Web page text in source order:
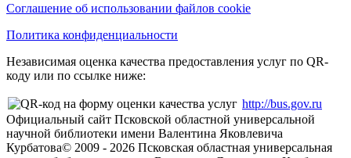
Соглашение об использовании файлов cookie
Политика конфиденциальности
Независимая оценка качества предоставления услуг по QR-
коду или по ссылке ниже:
http://bus.gov.ru
Официальный сайт Псковской областной универсальной
научной библиотеки имени Валентина Яковлевича
Курбатова© 2009 - 2026 Псковская областная универсальная